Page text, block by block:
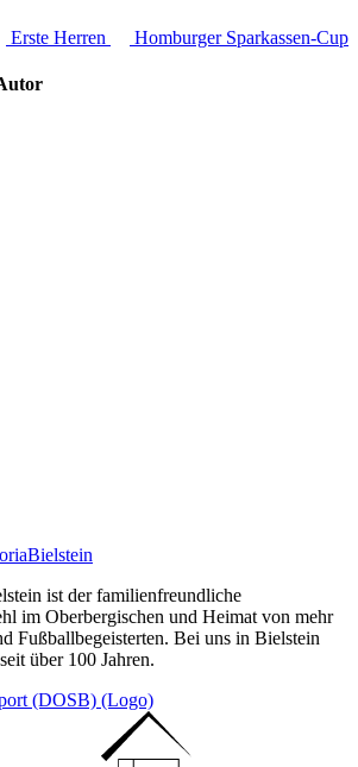
Erste Herren Homburger Sparkassen-Cup
Bielstein
ist der familienfreundliche
im Oberbergischen und Heimat von mehr
Fußballbegeisterten. Bei uns in Bielstein
über 100 Jahren.